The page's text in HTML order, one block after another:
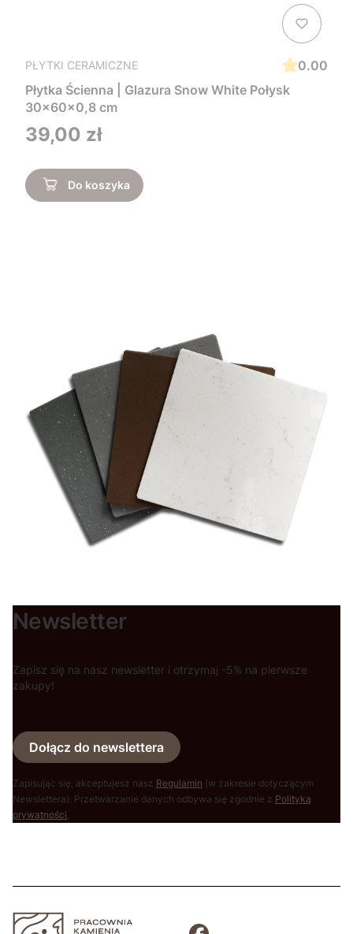
PŁYTKI CERAMICZNE
0.00
Płytka Ścienna | Glazura Snow White Połysk
30x60x0,8 cm
Cena
39,00 zł
Do koszyka
Newsletter
Zapisz się na nasz newsletter i otrzymaj -5% na pierwsze
zakupy!
Dołącz do newslettera
Zapisując się, akceptujesz nasz Regulamin (w zakresie dotyczącym
Newslettera). Przetwarzanie danych odbywa się zgodnie z Polityką
prywatności.